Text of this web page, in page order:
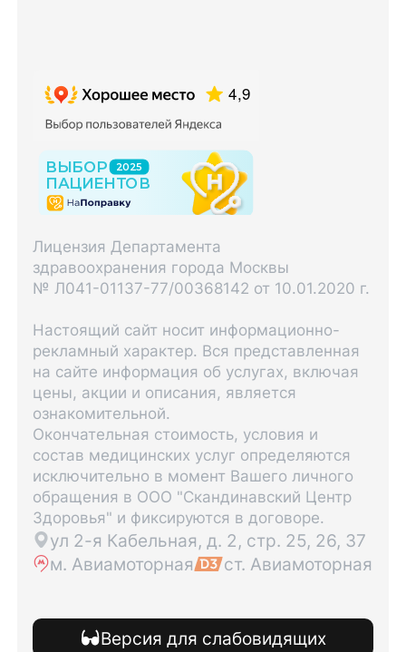
Лицензия Департамента
здравоохранения города Москвы
№ Л041-01137-77/00368142 от 10.01.2020 г.
Настоящий сайт носит информационно-
рекламный характер. Вся представленная
на сайте информация об услугах, включая
цены, акции и описания, является
ознакомительной.
Окончательная стоимость, условия и
состав медицинских услуг определяются
исключительно в момент Вашего личного
обращения в ООО "Скандинавский Центр
Здоровья" и фиксируются в договоре.
ул 2-я Кабельная, д. 2, стр. 25, 26, 37
м. Авиамоторная
ст. Авиамоторная
Версия для слабовидящих